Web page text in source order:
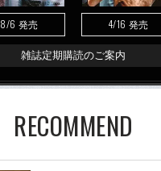
8/6 発売 4/16 発売
雑誌定期購読のご案内
RECOMMEND